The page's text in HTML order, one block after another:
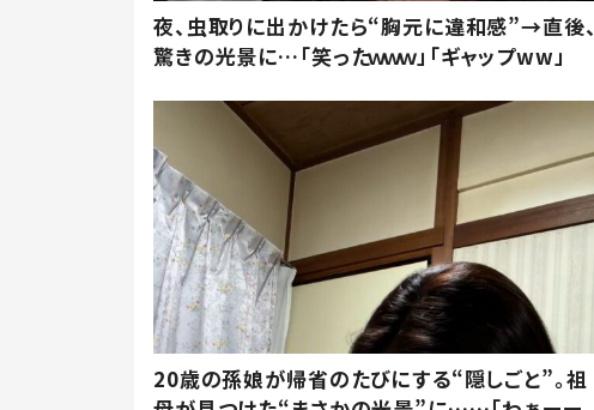
夜、虫取りに出かけたら“胸元に違和感”→直後、
驚きの光景に…「笑ったｗｗｗ」「ギャップww」
20歳の孫娘が帰省のたびにする“隠しごと”。祖